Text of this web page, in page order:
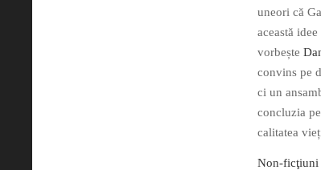
uneori că
această
vorbește
convins pe
ci un
concluzia
calitatea
Non-ficţiuni